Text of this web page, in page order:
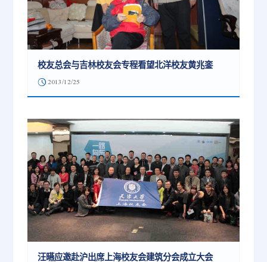
校友总会与吉林校友会专程看望北洋校友黄兆銮
2013/12/25
汪曣应邀赴沪出席上海校友会建筑分会成立大会